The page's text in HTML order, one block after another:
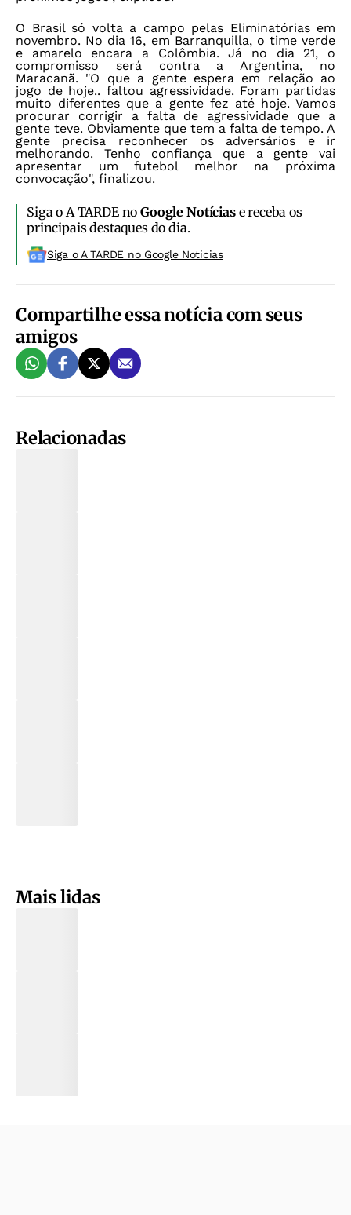
O Brasil só volta a campo pelas Eliminatórias em
novembro. No dia 16, em Barranquilla, o time verde
e amarelo encara a Colômbia. Já no dia 21, o
compromisso será contra a Argentina, no
Maracanã. "O que a gente espera em relação ao
jogo de hoje.. faltou agressividade. Foram partidas
muito diferentes que a gente fez até hoje. Vamos
procurar corrigir a falta de agressividade que a
gente teve. Obviamente que tem a falta de tempo. A
gente precisa reconhecer os adversários e ir
melhorando. Tenho confiança que a gente vai
apresentar um futebol melhor na próxima
convocação", finalizou.
Siga o A TARDE noGoogle Notíciase receba os
principais destaques do dia.
Siga o A TARDE no Google Noticias
Compartilhe essa notícia com seus
amigos
Relacionadas
Mais lidas